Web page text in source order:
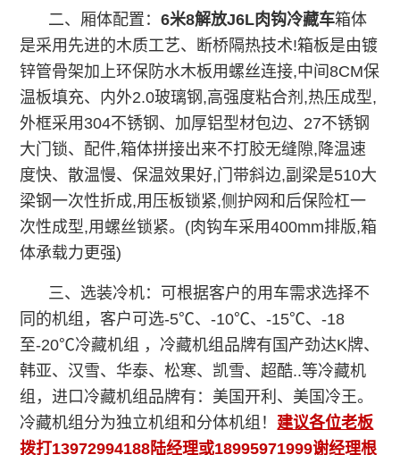
二、厢体配置：6米8解放J6L肉钩冷藏车箱体
是采用先进的木质工艺、断桥隔热技术!箱板是由镀
锌管骨架加上环保防水木板用螺丝连接,中间8CM保
温板填充、内外2.0玻璃钢,高强度粘合剂,热压成型,
外框采用304不锈钢、加厚铝型材包边、27不锈钢
大门锁、配件,箱体拼接出来不打胶无缝隙,降温速
度快、散温慢、保温效果好,门带斜边,副梁是510大
梁钢一次性折成,用压板锁紧,侧护网和后保险杠一
次性成型,用螺丝锁紧。(肉钩车采用400mm排版,箱
体承载力更强)
三、选装冷机：可根据客户的用车需求选择不
同的机组，客户可选-5℃、-10℃、-15℃、-18
至-20℃冷藏机组 ，冷藏机组品牌有国产劲达K牌、
韩亚、汉雪、华泰、松寒、凯雪、超酷..等冷藏机
组，进口冷藏机组品牌有：美国开利、美国冷王。
冷藏机组分为独立机组和分体机组！ 建议各位老板
拨打13972994188陆经理或18995971999谢经理根